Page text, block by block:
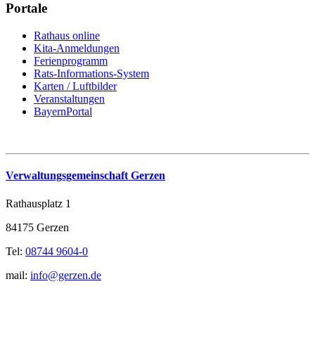
Portale
Rathaus online
Kita-Anmeldungen
Ferienprogramm
Rats-Informations-System
Karten / Luftbilder
Veranstaltungen
BayernPortal
Verwaltungsgemeinschaft Gerzen
Rathausplatz 1
84175 Gerzen
Tel: 08744 9604-0
mail: info@gerzen.de